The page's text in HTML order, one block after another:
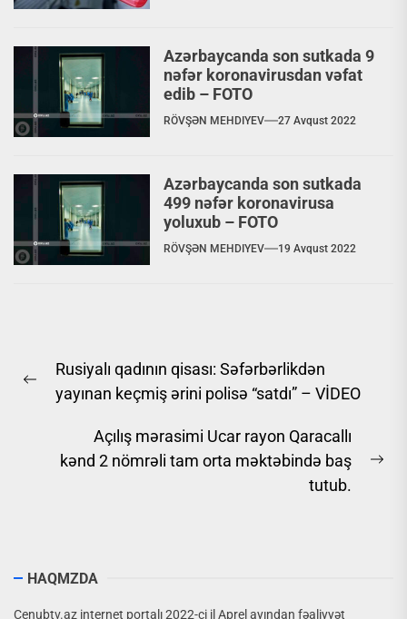
Azərbaycanda son sutkada 9
nəfər koronavirusdan vəfat
edib – FOTO
RÖVŞƏN MEHDIYEV 27 Avqust 2022
Azərbaycanda son sutkada
499 nəfər koronavirusa
yoluxub – FOTO
RÖVŞƏN MEHDIYEV 19 Avqust 2022
naviqasiyası
Previous
Rusiyalı qadının qisası: Səfərbərlikdən
yayınan keçmiş ərini polisə “satdı” – VİDEO
Açılış mərasimi Ucar rayon Qaracallı
kənd 2 nömrəli tam orta məktəbində baş
tutub.
HAQMZDA
Cenubtv.az internet portalı 2022-ci il Aprel ayından fəaliyyət